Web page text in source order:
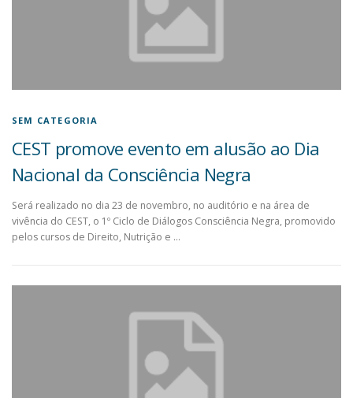
SEM CATEGORIA
CEST promove evento em alusão ao Dia
Nacional da Consciência Negra
Será realizado no dia 23 de novembro, no auditório e na área de
vivência do CEST, o 1º Ciclo de Diálogos Consciência Negra, promovido
pelos cursos de Direito, Nutrição e …